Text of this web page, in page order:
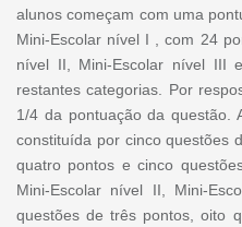
alunos começam com uma
Mini-Escolar nível I , com 24
nível II, Mini-Escolar nível III
restantes categorias. Por
1/4 da pontuação da questão.
constituída por cinco questões
quatro pontos e cinco
Mini-Escolar nível II, Mini-
questões de três pontos, oito